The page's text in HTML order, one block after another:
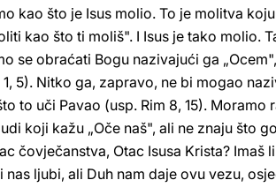
kao što je Isus molio. To je molitva
kao što ti moliš". I Isus je tako molio.
se obraćati Bogu nazivajući ga
5). Nitko ga, zapravo, ne bi mogao
to uči Pavao (usp. Rim 8, 15).
koji kažu „Oče naš", ali ne znaju što
čovječanstva, Otac Isusa Krista? Imaš
ljubi, ali Duh nam daje ovu vezu,